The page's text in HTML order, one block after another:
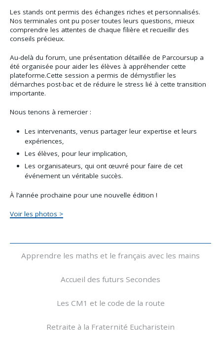
Les stands ont permis des échanges riches et personnalisés.
Nos terminales ont pu poser toutes leurs questions, mieux
comprendre les attentes de chaque filière et recueillir des
conseils précieux.
Au-delà du forum, une présentation détaillée de Parcoursup a
été organisée pour aider les élèves à appréhender cette
plateforme.Cette session a permis de démystifier les
démarches post-bac et de réduire le stress lié à cette transition
importante.
Nous tenons à remercier :
Les intervenants, venus partager leur expertise et leurs
expériences,
Les élèves, pour leur implication,
Les organisateurs, qui ont œuvré pour faire de cet
événement un véritable succès.
À l’année prochaine pour une nouvelle édition !
Voir les photos >
Navigation
Apprendre les maths et le français avec les mains
Accueil des futurs Secondes
Les CM1 et le code de la route
Retraite à la Fraternité Eucharistein